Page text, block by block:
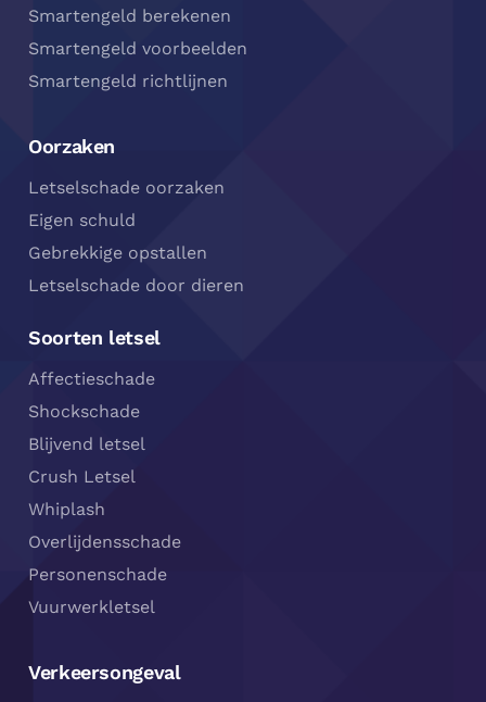
Smartengeld berekenen
Smartengeld voorbeelden
Smartengeld richtlijnen
Oorzaken
Letselschade oorzaken
Eigen schuld
Gebrekkige opstallen
Letselschade door dieren
Soorten letsel
Affectieschade
Shockschade
Blijvend letsel
Crush Letsel
Whiplash
Overlijdensschade
Personenschade
Vuurwerkletsel
Verkeersongeval